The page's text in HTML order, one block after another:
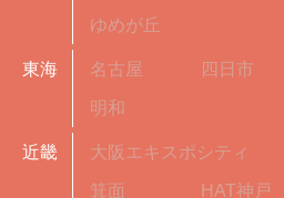
ゆめが丘
東海 名古屋 四日市
明和
近畿 大阪エキスポシティ
箕面 HAT神戸